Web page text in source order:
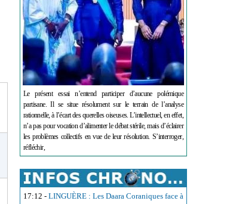
Le présent essai n’entend participer d’aucune polémique
partisane. Il se situe résolument sur le terrain de l’analyse
rationnelle, à l’écart des querelles oiseuses. L’intellectuel, en effet,
n’a pas pour vocation d’alimenter le débat stérile, mais d’éclairer
les problèmes collectifs en vue de leur résolution. S’interroger,
réfléchir,
17:12 - LINGUÈRE : Les Daara Coraniques face à